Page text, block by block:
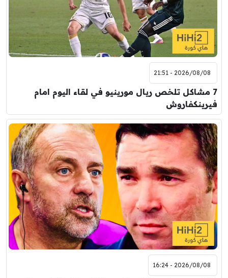
2026/08/08 - 21:51
7 مشاكل تلخص ريال مورينيو في لقاء اليوم امام
فيرينكفاروش
2026/08/08 - 16:24